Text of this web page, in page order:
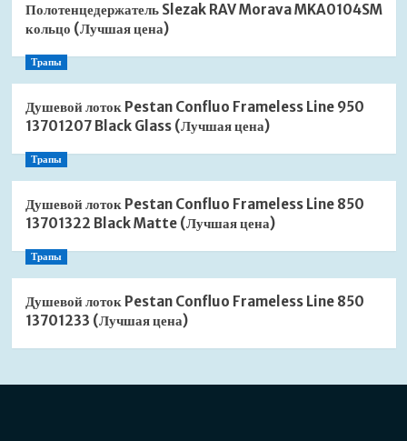
Полотенцедержатель Slezak RAV Morava MKA0104SM
кольцо (Лучшая цена)
Трапы
Душевой лоток Pestan Confluo Frameless Line 950
13701207 Black Glass (Лучшая цена)
Трапы
Душевой лоток Pestan Confluo Frameless Line 850
13701322 Black Matte (Лучшая цена)
Трапы
Душевой лоток Pestan Confluo Frameless Line 850
13701233 (Лучшая цена)